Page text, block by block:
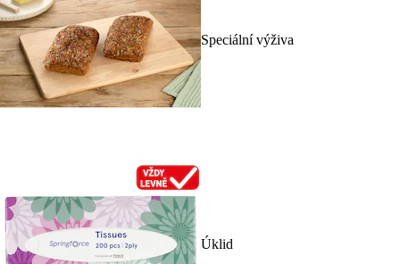
Speciální výživa
Úklid